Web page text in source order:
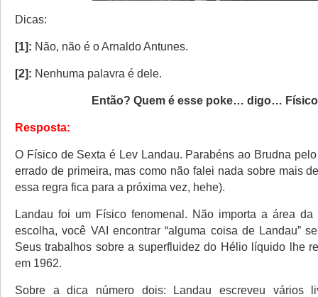
Dicas:
[1]: Não, não é o Arnaldo Antunes.
[2]: Nenhuma palavra é dele.
Então? Quem é esse poke… digo…
Resposta:
O Físico de Sexta é Lev Landau. Parabéns ao Brudna
errado de primeira, mas como não falei nada sobre mais
essa regra fica para a próxima vez, hehe).
Landau foi um Físico fenomenal. Não importa a área
escolha, você VAI encontrar “alguma coisa de Landau”
Seus trabalhos sobre a superfluidez do Hélio líquido lhe
em 1962.
Sobre a dica número dois: Landau escreveu vários